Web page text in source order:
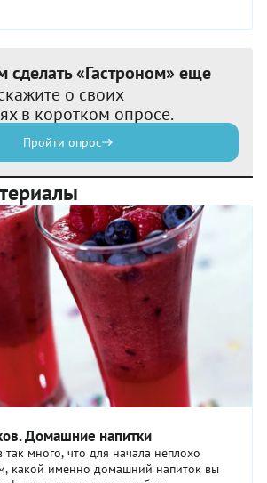
сделать «Гастроном» еще
о своих
в коротком опросе.
Пройти опрос
Домашние напитки
так много, что для начала неплохо
какой именно домашний напиток вы